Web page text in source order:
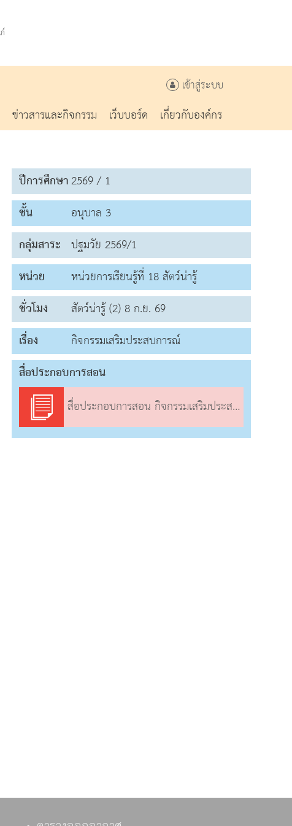
เข้าสู่ระบบ
ข่าวสารและกิจกรรม เว็บบอร์ด
เกี่ยวกับองค์กร
ปีการศึกษา2569 / 1
ชั้น
อนุบาล 3
กลุ่มสาระ ปฐมวัย 2569/1
หน่วย
หน่วยการเรียนรู้ที่ 18 สัตว์น่ารู้
ชั่วโมง
สัตว์น่ารู้ (2) 8 ก.ย. 69
เรื่อง
กิจกรรมเสริมประสบการณ์
สื่อประกอบการสอน
สื่อประกอบการสอน กิจกรรมเสริมประสบการณ์